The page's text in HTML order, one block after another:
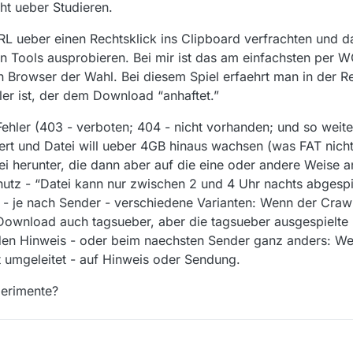
ueber Studieren.
ueber einen Rechtsklick ins Clipboard verfrachten und
ausprobieren. Bei mir ist das am einfachsten per
der Wahl. Bei diesem Spiel erfaehrt man in der
ist, der dem Download “anhaftet.”
(403 - verboten; 404 - nicht vorhanden; und so
und Datei will ueber 4GB hinaus wachsen (was FAT
herunter, die dann aber auf die eine oder andere Weise
- “Datei kann nur zwischen 2 und 4 Uhr nachts
je nach Sender - verschiedene Varianten: Wenn der
auch tagsueber, aber die tagsueber ausgespielte
Hinweis - oder beim naechsten Sender ganz anders:
- auf Hinweis oder Sendung.